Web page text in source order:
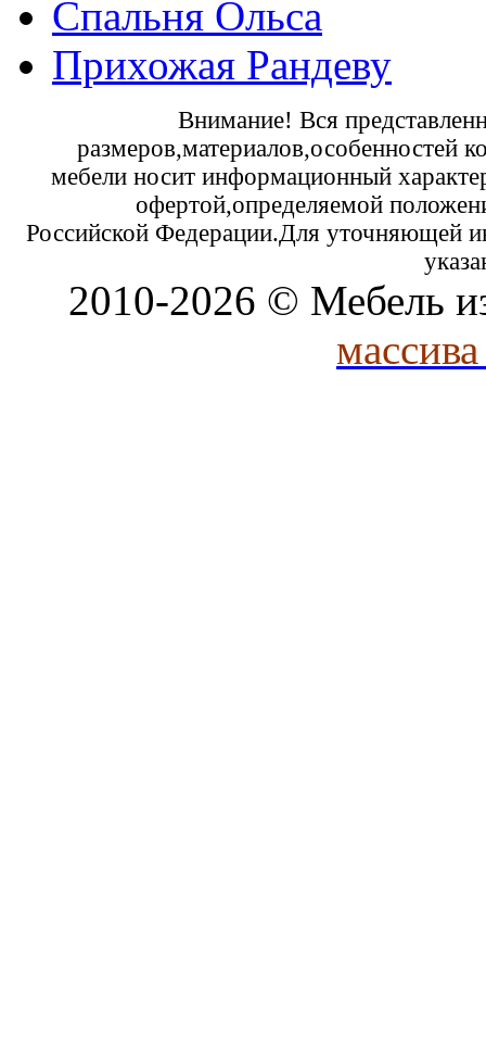
Спальня Ольса
Прихожая Рандеву
Внимание! Вся
размеров,материалов,особенностей
мебели носит информационный
офертой,определяемой
Российской Федерации.Для уточняющей
2010-2026 © Мебель